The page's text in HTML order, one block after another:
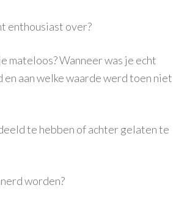
enthousiast over?
mateloos? Wanneer was je echt
aan welke waarde werd toen niet
te hebben of achter gelaten te
worden?